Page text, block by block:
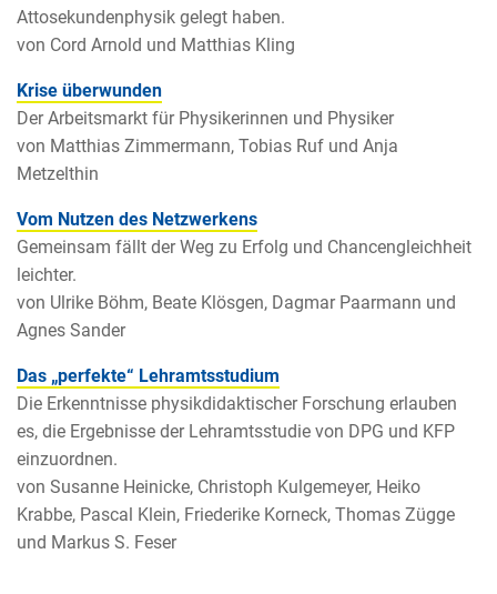
Attosekundenphysik gelegt haben.
von Cord Arnold und Matthias Kling
Krise überwunden
Der Arbeitsmarkt für Physikerinnen und Physiker
von Matthias Zimmermann, Tobias Ruf und Anja
Metzelthin
Vom Nutzen des Netzwerkens
Gemeinsam fällt der Weg zu Erfolg und Chancengleichheit
leichter.
von Ulrike Böhm, Beate Klösgen, Dagmar Paarmann und
Agnes Sander
Das „perfekte“ Lehramtsstudium
Die Erkenntnisse physikdidaktischer Forschung erlauben
es, die Ergebnisse der Lehramtsstudie von DPG und KFP
einzuordnen.
von Susanne Heinicke, Christoph Kulgemeyer, Heiko
Krabbe, Pascal Klein, Friederike Korneck, Thomas Zügge
und Markus S. Feser